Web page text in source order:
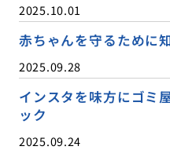
2025.10.01
赤ちゃんを守るために
2025.09.28
インスタを味方にゴミ
ック
2025.09.24